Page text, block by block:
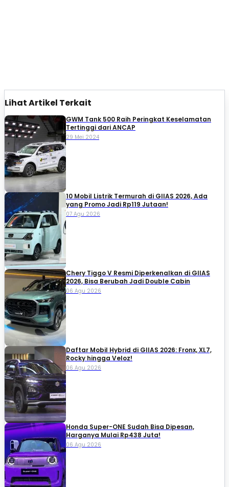
Lihat Artikel Terkait
GWM Tank 500 Raih Peringkat Keselamatan
Tertinggi dari ANCAP
29 Mei 2024
10 Mobil Listrik Termurah di GIIAS 2026, Ada
yang Promo Jadi Rp119 Jutaan!
07 Agu 2026
Chery Tiggo V Resmi Diperkenalkan di GIIAS
2026, Bisa Berubah Jadi Double Cabin
06 Agu 2026
Daftar Mobil Hybrid di GIIAS 2026: Fronx, XL7,
Rocky hingga Veloz!
06 Agu 2026
Honda Super-ONE Sudah Bisa Dipesan,
Harganya Mulai Rp438 Juta!
06 Agu 2026